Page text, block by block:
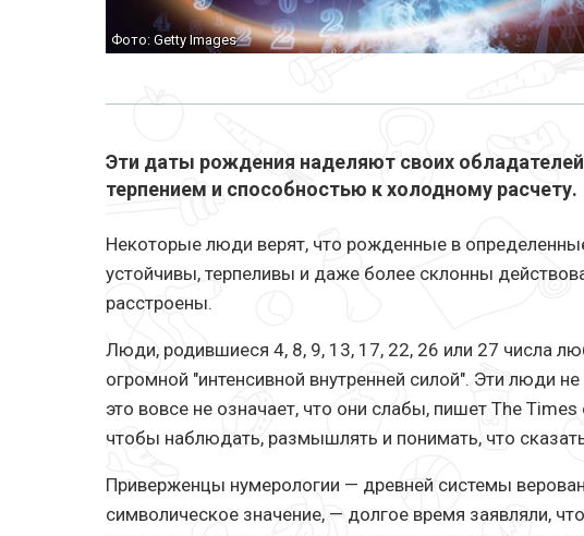
Фото: Getty Images
Эти даты рождения наделяют своих
терпением и способностью к холодному расчету.
Некоторые люди верят, что рожденные в
устойчивы, терпеливы и даже более склонны
расстроены.
Люди, родившиеся 4, 8, 9, 13, 17, 22, 26 или 27 числа
огромной "интенсивной внутренней силой". Эти люди
это вовсе не означает, что они слабы, пишет The
чтобы наблюдать, размышлять и понимать, что
Приверженцы нумерологии — древней системы
символическое значение, — долгое время заявляли,